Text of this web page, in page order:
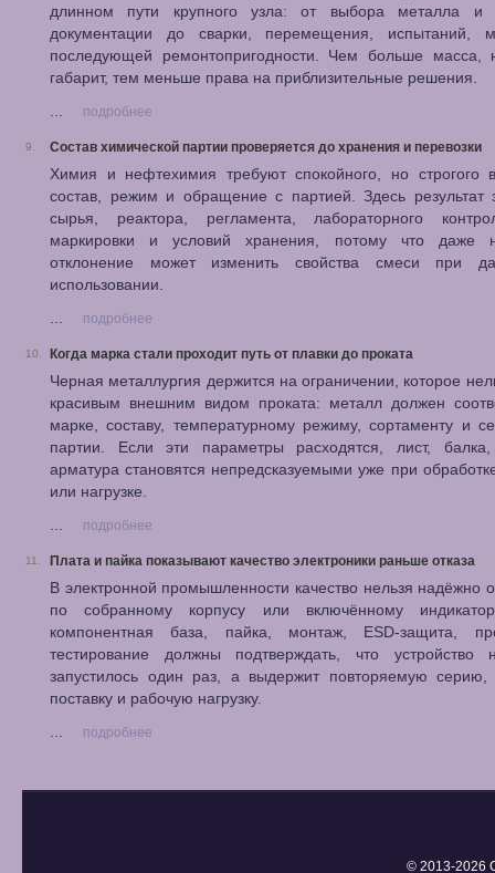
длинном пути крупного узла: от выбора металла и
документации до сварки, перемещения, испытаний,
последующей ремонтопригодности. Чем больше масса,
габарит, тем меньше права на приблизительные решения.
...
подробнее
9. Состав химической партии проверяется до хранения и перевозки
Химия и нефтехимия требуют спокойного, но строгого
состав, режим и обращение с партией. Здесь результат
сырья, реактора, регламента, лабораторного
маркировки и условий хранения, потому что даже
отклонение может изменить свойства смеси при
использовании.
...
подробнее
10. Когда марка стали проходит путь от плавки до проката
Черная металлургия держится на ограничении, которое
красивым внешним видом проката: металл должен
марке, составу, температурному режиму, сортаменту и
партии. Если эти параметры расходятся, лист,
арматура становятся непредсказуемыми уже при
или нагрузке.
...
подробнее
11. Плата и пайка показывают качество электроники раньше отказа
В электронной промышленности качество нельзя надёжно
по собранному корпусу или включённому
компонентная база, пайка, монтаж, ESD-защита,
тестирование должны подтверждать, что устройство
запустилось один раз, а выдержит повторяемую серию,
поставку и рабочую нагрузку.
...
подробнее
© 2013-2026